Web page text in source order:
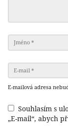
E-mailová adresa
Souhlasím s
„E-mail“, abych